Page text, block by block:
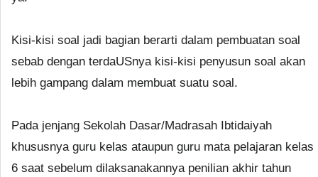
Kisi-kisi soal jadi bagian berarti dalam pembuatan soal
sebab dengan terdaUSnya kisi-kisi penyusun soal akan
lebih gampang dalam membuat suatu soal.
Pada jenjang Sekolah Dasar/Madrasah Ibtidaiyah
khususnya guru kelas ataupun guru mata pelajaran kelas
6 saat sebelum dilaksanakannya penilian akhir tahun